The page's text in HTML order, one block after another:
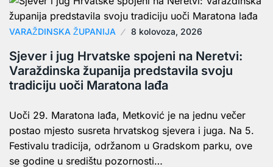
VARAŽDINSKA ŽUPANIJA 8 kolovoza, 2026
Sjever i jug Hrvatske spojeni na Neretvi:
Varaždinska županija predstavila svoju
tradiciju uoči Maratona lađa
Uoči 29. Maratona lađa, Metković je na jednu večer
postao mjesto susreta hrvatskog sjevera i juga. Na 5.
Festivalu tradicija, održanom u Gradskom parku, ove
se godine u središtu pozornosti…